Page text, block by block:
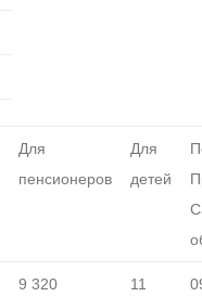
Для
пенсионеров
Для
детей
9 320
11